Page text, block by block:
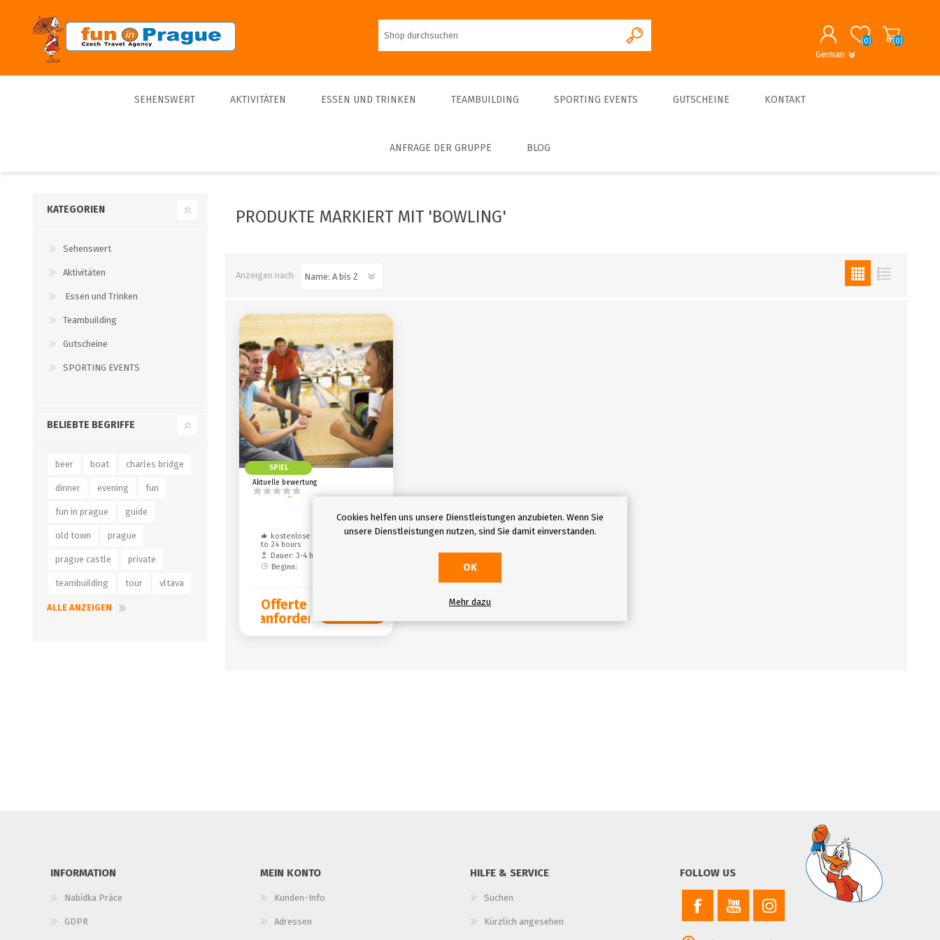
German
(0) (0)
SEHENSWERT AKTIVITÄTEN
Führungen
Führungen privat
Kulinarische Schifffahrten
Sporte Indoor-Sporte
ESSEN UND TRINKEN
Bier
TEAMBUILDING
Teambulding Indoor
SPORTING EVENTS GUTSCHEINE KONTAKT
ANFRAGE DER GRUPPE BLOG
PRODUKTE MARKIERT MIT 'BOWLING'
Anzeigen nach
SPIEL
Bowling
kostenlose Stornierung: up
to 24 hours
Dauer: 3-4 hours
Beginn:
Aktuelle bewertung
Offerte
anfordern
KATEGORIEN
Sehenswert
Aktivitäten
Essen und Trinken
Teambuilding
Gutscheine
SPORTING EVENTS
BELIEBTE BEGRIFFE
beer boat charles bridge
dinner evening fun
fun in prague guide
old town prague
prague castle private
teambuilding tour vltava
ALLE ANZEIGEN
INFORMATION
Nabídka Práce
GDPR
MEIN KONTO
Kunden-Info
Adressen
HILFE & SERVICE
Suchen
Kürzlich angesehen
FOLLOW US
Cookies helfen uns unsere Dienstleistungen anzubieten. Wenn Sie
unsere Dienstleistungen nutzen, sind Sie damit einverstanden.
OK
Mehr dazu